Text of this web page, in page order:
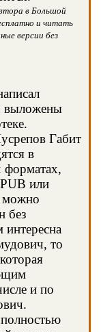
в Большой
и читать
версии без
выложены
Габит
в
форматах,
или
можно
без
то
и по